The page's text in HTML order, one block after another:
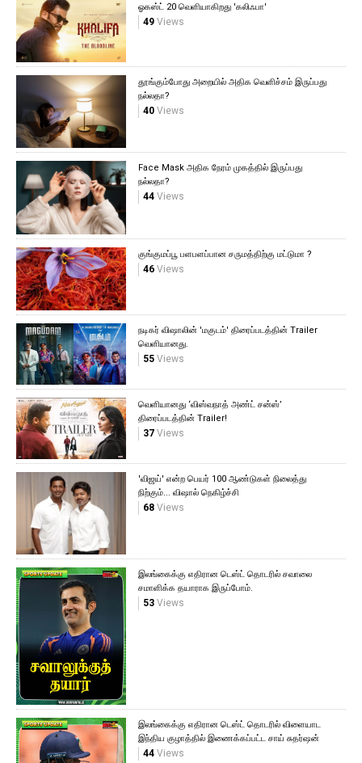
ஓகஸ்ட் 20 வெளியாகிறது 'கலிஃபா'
49Views
தூங்கும்போது அறையில் அதிக வெளிச்சம் இருப்பது
நல்லதா?
40Views
Face Mask அதிக நேரம் முகத்தில் இருப்பது
நல்லதா?
44Views
குங்குமப்பூ பளபளப்பான சருமத்திற்கு மட்டுமா ?
46Views
நடிகர் விஷாலின் 'மகுடம்' திரைப்படத்தின் Trailer
வெளியானது.
55Views
வெளியானது ‘விஸ்வநாத் அண்ட் சன்ஸ்’
திரைப்படத்தின் Trailer!
37Views
'விஜய்' என்ற பெயர் 100 ஆண்டுகள் நிலைத்து
நிற்கும்... விஷால் நெகிழ்ச்சி
68Views
இலங்கைக்கு எதிரான டெஸ்ட் தொடரில் சவாலை
சமாளிக்க தயாராக இருப்போம்.
53Views
இலங்கைக்கு எதிரான டெஸ்ட் தொடரில் விளையாட
இந்திய குழாத்தில் இணைக்கப்பட்ட சாய் சுதர்ஷன்
44Views